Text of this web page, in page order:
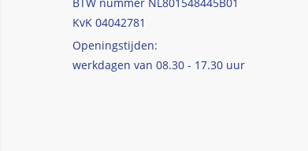
KvK 04042781
Openingstijden:
werkdagen van 08.30 - 17.30 uur